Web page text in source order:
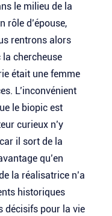
le milieu de la
rôle d’épouse,
rentrons alors
chercheuse
était une femme
L’inconvénient
le biopic est
curieux n’y
il sort de la
qu’en
la réalisatrice n’a
historiques
décisifs pour la vie